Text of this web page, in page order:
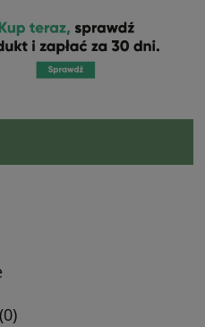
płatności